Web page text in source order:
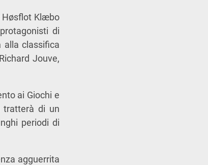
Høsflot Klæbo
di
alla classifica
Jouve,
ai Giochi e
tratterà di un
periodi di
agguerrita